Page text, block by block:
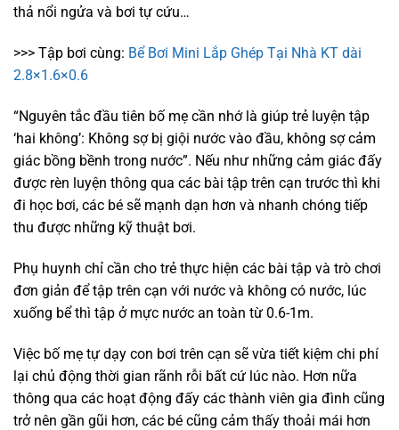
thả nổi ngửa và bơi tự cứu…
>>> Tập bơi cùng: Bể Bơi Mini Lắp Ghép Tại Nhà KT dài
2.8×1.6×0.6
“Nguyên tắc đầu tiên bố mẹ cần nhớ là giúp trẻ luyện tập
‘hai không’: Không sợ bị giội nước vào đầu, không sợ cảm
giác bồng bềnh trong nước”. Nếu như những cảm giác đấy
được rèn luyện thông qua các bài tập trên cạn trước thì khi
đi học bơi, các bé sẽ mạnh dạn hơn và nhanh chóng tiếp
thu được những kỹ thuật bơi.
Phụ huynh chỉ cần cho trẻ thực hiện các bài tập và trò chơi
đơn giản để tập trên cạn với nước và không có nước, lúc
xuống bể thì tập ở mực nước an toàn từ 0.6-1m.
Việc bố mẹ tự dạy con bơi trên cạn sẽ vừa tiết kiệm chi phí
lại chủ động thời gian rãnh rỗi bất cứ lúc nào. Hơn nữa
thông qua các hoạt động đấy các thành viên gia đình cũng
trở nên gần gũi hơn, các bé cũng cảm thấy thoải mái hơn